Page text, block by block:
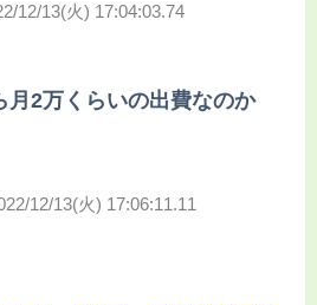
12/13(火) 17:04:03.74
月2万くらいの出費なのか
12/13(火) 17:06:11.11